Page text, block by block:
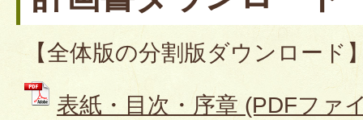
【全体版の分割版ダウンロード
表紙・目次・序章 (PDFファ